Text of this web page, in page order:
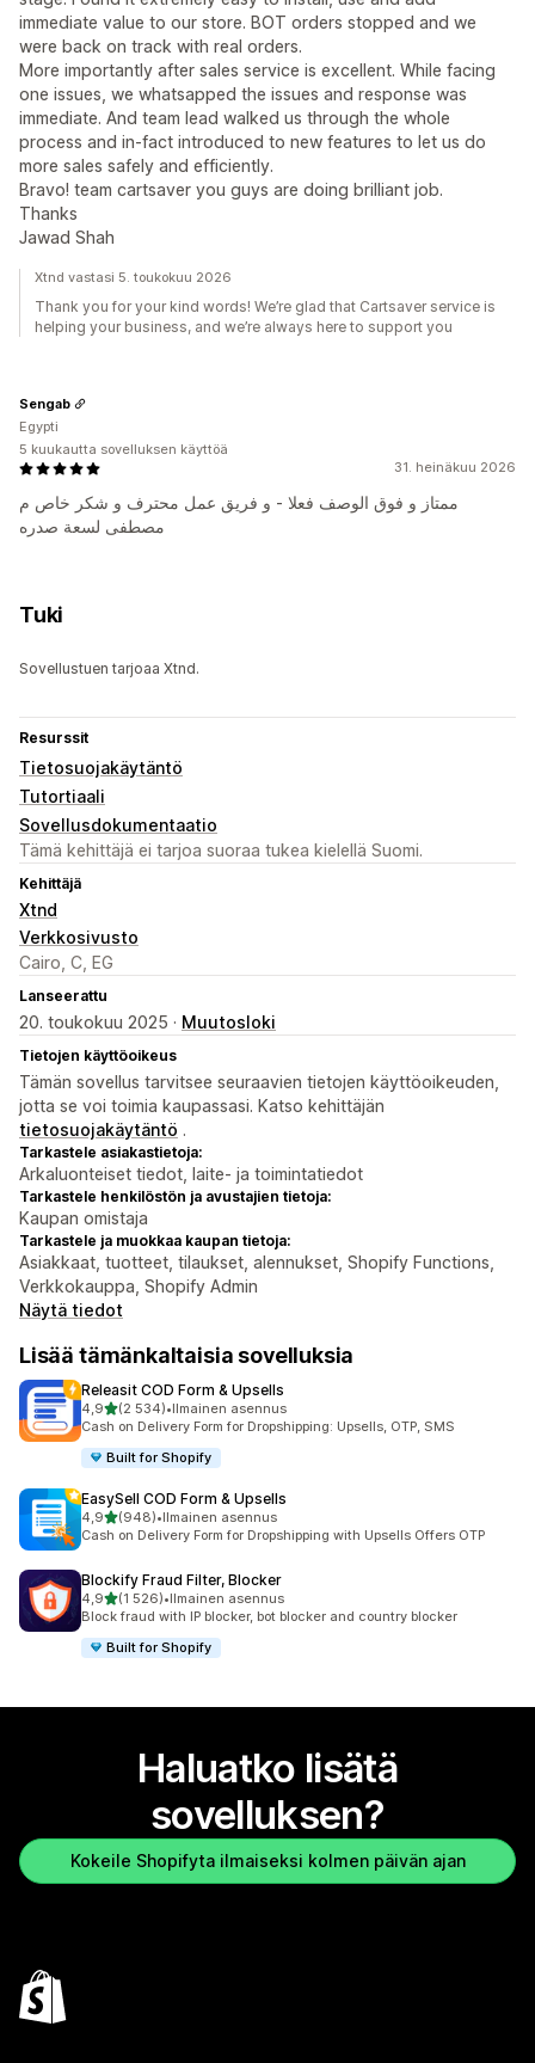
immediate value to our store. BOT orders stopped and we
were back on track with real orders.
More importantly after sales service is excellent. While facing
one issues, we whatsapped the issues and response was
immediate. And team lead walked us through the whole
process and in-fact introduced to new features to let us do
more sales safely and efficiently.
Bravo! team cartsaver you guys are doing brilliant job.
Thanks
Jawad Shah
Xtnd vastasi 5. toukokuu 2026
Thank you for your kind words! We’re glad that Cartsaver service is
helping your business, and we’re always here to support you
31. heinäkuu 2026
ممتاز و فوق الوصف فعلا - و فريق عمل محترف و شكر خاص م
مصطفى لسعة صدره
Sengab
Egypti
5 kuukautta sovelluksen käyttöä
Tuki
Sovellustuen tarjoaa Xtnd.
Resurssit
Tietosuojakäytäntö
Tutortiaali
Sovellusdokumentaatio
Tämä kehittäjä ei tarjoa suoraa tukea kielellä Suomi.
Kehittäjä
Xtnd
Verkkosivusto
Cairo, C, EG
Lanseerattu
20. toukokuu 2025 · Muutosloki
Tietojen käyttöoikeus
Tämän sovellus tarvitsee seuraavien tietojen käyttöoikeuden,
jotta se voi toimia kaupassasi. Katso kehittäjän
tietosuojakäytäntö .
Tarkastele asiakastietoja:
Arkaluonteiset tiedot, laite- ja toimintatiedot
Tarkastele henkilöstön ja avustajien tietoja:
Kaupan omistaja
Tarkastele ja muokkaa kaupan tietoja:
Asiakkaat, tuotteet, tilaukset, alennukset, Shopify Functions,
Verkkokauppa, Shopify Admin
Näytä tiedot
Lisää tämänkaltaisia sovelluksia
Releasit COD Form & Upsells
4,9/ 5 tähteä
(2 534)
2534 arvostelua yhteensä
•Ilmainen asennus
Cash on Delivery Form for Dropshipping: Upsells, OTP, SMS
Built for Shopify
EasySell COD Form & Upsells
4,9/ 5 tähteä
(948)
948 arvostelua yhteensä
•Ilmainen asennus
Cash on Delivery Form for Dropshipping with Upsells Offers OTP
Blockify Fraud Filter, Blocker
4,9/ 5 tähteä
(1 526)
1526 arvostelua yhteensä
•Ilmainen asennus
Block fraud with IP blocker, bot blocker and country blocker
Built for Shopify
Haluatko lisätä
sovelluksen?
Kokeile Shopifyta ilmaiseksi kolmen päivän ajan